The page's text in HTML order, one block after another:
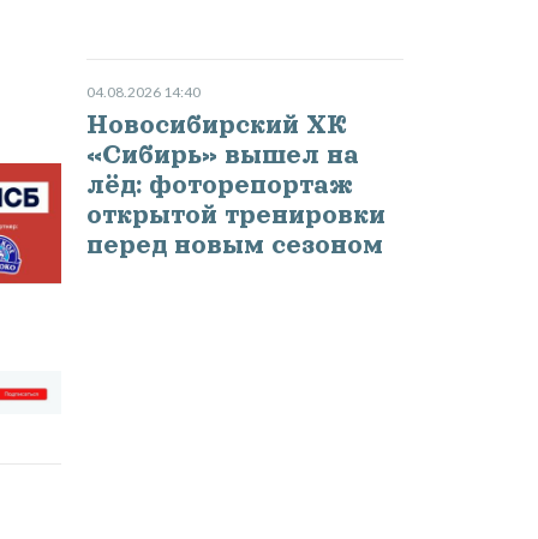
04.08.2026 14:40
Новосибирский ХК
«Сибирь» вышел на
лёд: фоторепортаж
открытой тренировки
перед новым сезоном